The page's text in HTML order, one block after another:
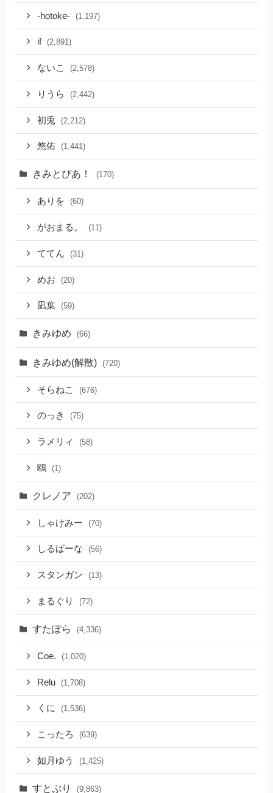
-hotoke- (1,197)
if (2,891)
ないこ (2,578)
りうら (2,442)
初兎 (2,212)
悠佑 (1,441)
きみとぴあ！ (170)
ありを (60)
がおまる。 (11)
ててん (31)
めお (20)
凪葉 (59)
きみゆめ (66)
きみゆめ(解散) (720)
そらねこ (676)
のっき (75)
ラメリィ (58)
鴎 (1)
クレノア (202)
しゃけみー (70)
しるばーな (56)
スタンガン (13)
まるぐり (72)
すたぽら (4,336)
Coe. (1,020)
Relu (1,708)
くに (1,536)
こったろ (639)
如月ゆう (1,425)
すとぷり (9,863)